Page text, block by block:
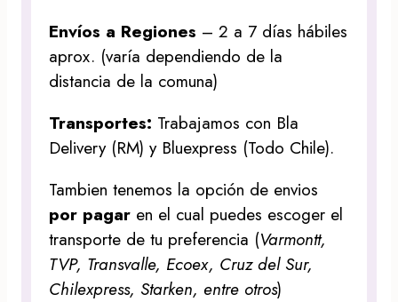
Envíos a Regiones – 2 a 7 días hábiles
aprox. (varía dependiendo de la
distancia de la comuna)
Transportes: Trabajamos con Bla
Delivery (RM) y Bluexpress (Todo Chile).
Tambien tenemos la opción de envios
por pagar en el cual puedes escoger el
transporte de tu preferencia (Varmontt,
TVP, Transvalle, Ecoex, Cruz del Sur,
Chilexpress, Starken, entre otros)